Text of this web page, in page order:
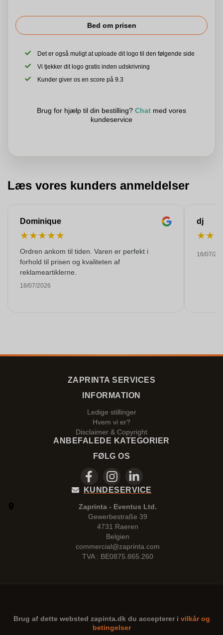
Bed om prisen
Det er også muligt at uploade dit logo til den følgende side
Vi tjekker dit logo gratis inden udskrivning
Kunder giver os en score på 9.3
Brug for hjælp til din bestilling? Chat med vores
kundeservice
Læs vores kunders anmeldelser
Dominique
★★★★★
Ordren ankom til tiden. Varen er perfekt i
forhold til prisen og kvaliteten af ​​
reklameartiklerne.
18/07/2026
dj
★★
16/07/
ZAPRINTA SERVICES
INFORMATION
Ledige stillinger
Hvem vi er?
Disclaimer & Copyright
ANBEFALEDE KATEGORIER
FØLG OS
KUNDESERVICE
Zaprinta - Eventus Ltd.
Gewerbestraße 39
4731 Raeren
Belgien
commercial@zaprinta.com
TVA : BE0875.865.260
Brug af dette websted zapinta.dk du accepterer i vilkår og
betingelser